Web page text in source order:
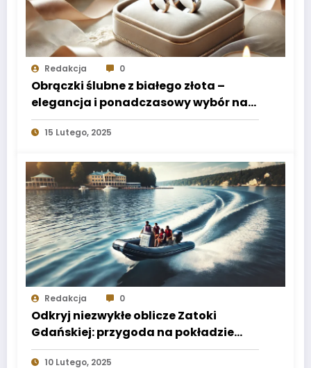
Redakcja 0
Obrączki ślubne z białego złota –
elegancja i ponadczasowy wybór na
całe życie
15 Lutego, 2025
Redakcja 0
Odkryj niezwykłe oblicze Zatoki
Gdańskiej: przygoda na pokładzie
motorówki RIB
10 Lutego, 2025